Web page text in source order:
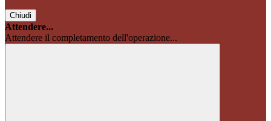
Chiudi
Attendere...
Attendere il completamento dell'operazione...